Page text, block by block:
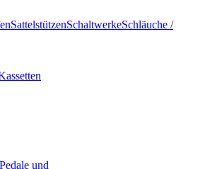
SattelstützenSchaltwerkeSchläuche /
Pedale und